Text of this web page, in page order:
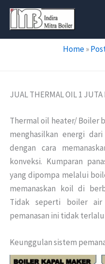
Skip
content
Home»
JUAL THERMAL OIL 1 JUTA
Thermal oil heater/ Boiler
menghasilkan energi
dengan cara
konveksi. Kumparan
yang dipompa melalui
memanaskan koil di
Tidak seperti boiler
pemanasan ini tidak
Keunggulan sistem